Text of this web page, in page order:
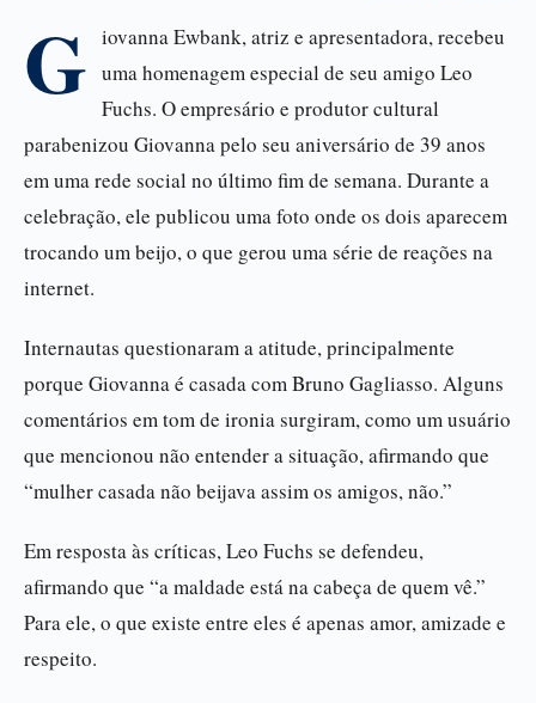
G iovanna Ewbank, atriz e apresentadora, recebeu
uma homenagem especial de seu amigo Leo
Fuchs. O empresário e produtor cultural
parabenizou Giovanna pelo seu aniversário de 39 anos
em uma rede social no último fim de semana. Durante a
celebração, ele publicou uma foto onde os dois aparecem
trocando um beijo, o que gerou uma série de reações na
internet.
Internautas questionaram a atitude, principalmente
porque Giovanna é casada com Bruno Gagliasso. Alguns
comentários em tom de ironia surgiram, como um usuário
que mencionou não entender a situação, afirmando que
“mulher casada não beijava assim os amigos, não.”
Em resposta às críticas, Leo Fuchs se defendeu,
afirmando que “a maldade está na cabeça de quem vê.”
Para ele, o que existe entre eles é apenas amor, amizade e
respeito.